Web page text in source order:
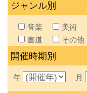
ジャンル別
音楽 美術
書道
その他
開催時期別
年 月